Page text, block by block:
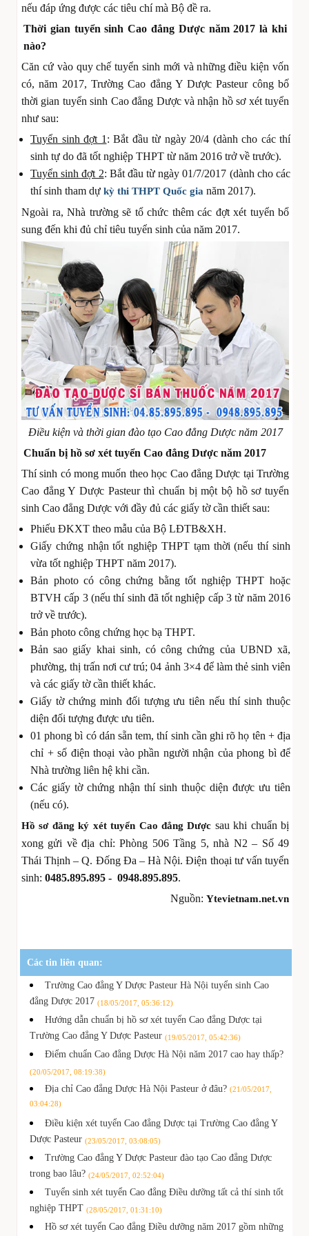
nếu đáp ứng được các tiêu chí mà Bộ đề ra.
Thời gian tuyển sinh Cao đẳng Dược năm 2017 là khi
nào?
Căn cứ vào quy chế tuyển sinh mới và những điều kiện vốn
có, năm 2017, Trường Cao đẳng Y Dược Pasteur công bố
thời gian tuyển sinh Cao đẳng Dược và nhận hồ sơ xét tuyển
như sau:
Tuyển sinh đợt 1 : Bắt đầu từ ngày 20/4 (dành cho các thí
sinh tự do đã tốt nghiệp THPT từ năm 2016 trở về trước).
Tuyển sinh đợt 2: Bắt đầu từ ngày 01/7/2017 (dành cho các
thí sinh tham dự kỳ thi THPT Quốc gia năm 2017).
Ngoài ra, Nhà trường sẽ tổ chức thêm các đợt xét tuyển bổ
sung đến khi đủ chỉ tiêu tuyển sinh của năm 2017.
Điều kiện và thời gian đào tạo Cao đẳng Dược năm 2017
Chuẩn bị hồ sơ xét tuyển Cao đẳng Dược năm 2017
Thí sinh có mong muốn theo học Cao đẳng Dược tại Trường
Cao đẳng Y Dược Pasteur thì chuẩn bị một bộ hồ sơ tuyển
sinh Cao đẳng Dược với đầy đủ các giấy tờ cần thiết sau:
Phiếu ĐKXT theo mẫu của Bộ LĐTB&XH.
Giấy chứng nhận tốt nghiệp THPT tạm thời (nếu thí sinh
vừa tốt nghiệp THPT năm 2017).
Bản photo có công chứng bằng tốt nghiệp THPT hoặc
BTVH cấp 3 (nếu thí sinh đã tốt nghiệp cấp 3 từ năm 2016
trở về trước).
Bản photo công chứng học bạ THPT.
Bản sao giấy khai sinh, có công chứng của UBND xã,
phường, thị trấn nơi cư trú; 04 ảnh 3×4 để làm thẻ sinh viên
và các giấy tờ cần thiết khác.
Giấy tờ chứng minh đối tượng ưu tiên nếu thí sinh thuộc
diện đối tượng được ưu tiên.
01 phong bì có dán sẵn tem, thí sinh cần ghi rõ họ tên + địa
chỉ + số điện thoại vào phần người nhận của phong bì để
Nhà trường liên hệ khi cần.
Các giấy tờ chứng nhận thí sinh thuộc diện được ưu tiên
(nếu có).
Hồ sơ đăng ký xét tuyển Cao đẳng Dược sau khi chuẩn bị
xong gửi về địa chỉ: Phòng 506 Tầng 5, nhà N2 – Số 49
Thái Thịnh – Q. Đống Đa – Hà Nội. Điện thoại tư vấn tuyển
sinh: 0485.895.895 - 0948.895.895.
Nguồn: Ytevietnam.net.vn
Các tin liên quan:
Trường Cao đẳng Y Dược Pasteur Hà Nội tuyển sinh Cao
đẳng Dược 2017 (18/05/2017, 05:36:12)
Hướng dẫn chuẩn bị hồ sơ xét tuyển Cao đẳng Dược tại
Trường Cao đẳng Y Dược Pasteur (19/05/2017, 05:42:36)
Điểm chuẩn Cao đẳng Dược Hà Nội năm 2017 cao hay thấp?
(20/05/2017, 08:19:38)
Địa chỉ Cao đẳng Dược Hà Nội Pasteur ở đâu? (21/05/2017,
03:04:28)
Điều kiện xét tuyển Cao đẳng Dược tại Trường Cao đẳng Y
Dược Pasteur (23/05/2017, 03:08:05)
Trường Cao đẳng Y Dược Pasteur đào tạo Cao đẳng Dược
trong bao lâu? (24/05/2017, 02:52:04)
Tuyển sinh xét tuyển Cao đẳng Điều dưỡng tất cả thí sinh tốt
nghiệp THPT (28/05/2017, 01:31:10)
Hồ sơ xét tuyển Cao đẳng Điều dưỡng năm 2017 gồm những